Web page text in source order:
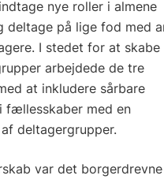
nye roller i almene
deltage på lige fod med
I stedet for at
arbejdede de tre
at inkludere sårbare
fællesskaber med en
deltagergrupper.
var det borgerdrevne